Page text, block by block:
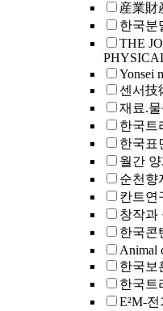
産業財
한국분
THE
Yonsei
센서技
재료.
한국트
한국표
월간 양
순천향
칸트연
창작과
한국콘
Animal
한국보
한국트
E²M-